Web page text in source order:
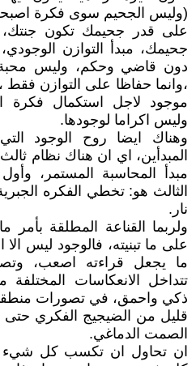
(وليس الجحيم سوى فكرة
على قدر جحيمك تكون
جحيمك، مبدأ التوازن
دون قاضي وحكم، وليس
،وانما حفاظا على التوازن
موجود لاجل استكمال فكرة
وليس اكراما لوجودها.
وهناك ايضا روح الوجود
المبدأين، اي ان هناك نظام
مبدأ المحاسبة المستمر،
الثالث هو: تخطي الفكره
نار.
ولربما القناعة المطلقة بأمر
على ما تبنيته، فالوجود ليس
ما يجعل قراءته اصعب،
تتداخل الانعكاسات
ذكي واحمق، في تصورات
قليل من الضيجيج الفكري
الصمت الدماغي.
ان تحاول ان تكسب كل شيء